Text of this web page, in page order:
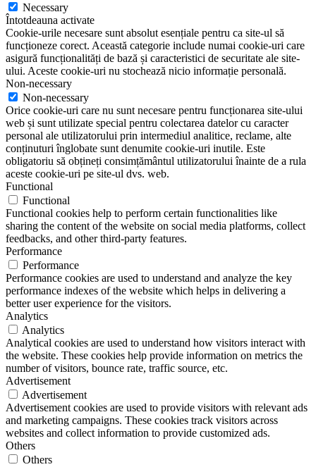
Necessary
Întotdeauna activate
Cookie-urile necesare sunt absolut esențiale pentru ca site-ul să
funcționeze corect. Această categorie include numai cookie-uri care
asigură funcționalități de bază și caracteristici de securitate ale site-
ului. Aceste cookie-uri nu stochează nicio informație personală.
Non-necessary
Non-necessary
Orice cookie-uri care nu sunt necesare pentru funcționarea site-ului
web și sunt utilizate special pentru colectarea datelor cu caracter
personal ale utilizatorului prin intermediul analitice, reclame, alte
conținuturi înglobate sunt denumite cookie-uri inutile. Este
obligatoriu să obțineți consimțământul utilizatorului înainte de a rula
aceste cookie-uri pe site-ul dvs. web.
Functional
Functional
Functional cookies help to perform certain functionalities like
sharing the content of the website on social media platforms, collect
feedbacks, and other third-party features.
Performance
Performance
Performance cookies are used to understand and analyze the key
performance indexes of the website which helps in delivering a
better user experience for the visitors.
Analytics
Analytics
Analytical cookies are used to understand how visitors interact with
the website. These cookies help provide information on metrics the
number of visitors, bounce rate, traffic source, etc.
Advertisement
Advertisement
Advertisement cookies are used to provide visitors with relevant ads
and marketing campaigns. These cookies track visitors across
websites and collect information to provide customized ads.
Others
Others